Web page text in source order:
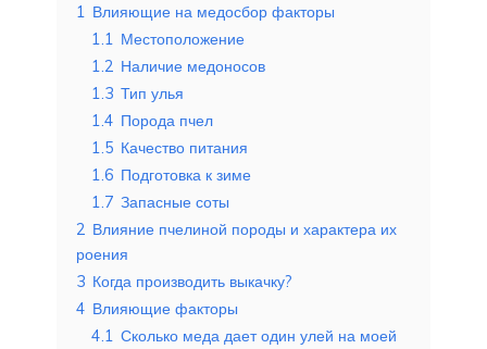
1 Влияющие на медосбор факторы
1.1 Местоположение
1.2 Наличие медоносов
1.3 Тип улья
1.4 Порода пчел
1.5 Качество питания
1.6 Подготовка к зиме
1.7 Запасные соты
2 Влияние пчелиной породы и характера их
роения
3 Когда производить выкачку?
4 Влияющие факторы
4.1 Сколько меда дает один улей на моей